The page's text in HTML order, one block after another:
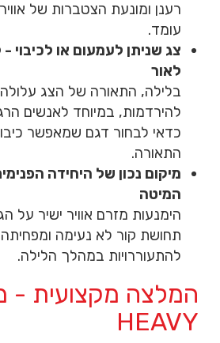
רענן ומונעת הצטברות של
עומד.
צג שניתן לעמעום או לכיבוי
לאור
בלילה, התאורה של הצג
להירדמות, במיוחד לאנשים
כדאי לבחור דגם שמאפשר
התאורה.
מיקום נכון של היחידה
המיטה
הימנעות מזרם אוויר ישיר על
תחושת קור לא נעימה ומפחיתה
להתעוררויות במהלך הלילה.
המלצה מקצועית -
HEAVY